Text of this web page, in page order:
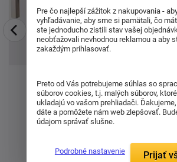
Pre čo najlepší zážitok z nakupovania -
vyhľadávanie, aby sme si pamätali, čo
ste jednoducho zistili stav vašej
neobťažovali nevhodnou reklamou a aby
zakaždým prihlasovať.
Preto od Vás potrebujeme súhlas so
súborov cookies, t.j. malých súborov,
ukladajú vo vašom prehliadači.
dáte a pomôžete nám web zlepšovať.
údajom správať slušne.
Podrobné nastavenie Prijať